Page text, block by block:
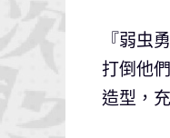
『弱虫
打倒他
造型，